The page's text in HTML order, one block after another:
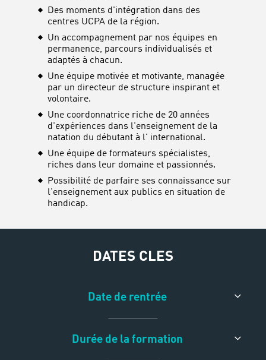
Des moments d'intégration dans des
centres UCPA de la région.
Un accompagnement par nos équipes en
permanence, parcours individualisés et
adaptés à chacun.
Une équipe motivée et motivante, managée
par un directeur de structure inspirant et
volontaire.
Une coordonnatrice riche de 20 années
d'expériences dans l'enseignement de la
natation du débutant à l' international.
Une équipe de formateurs spécialistes,
riches dans leur domaine et passionnés.
Possibilité de parfaire ses connaissance sur
l'enseignement aux publics en situation de
handicap.
DATES CLES
Date de rentrée
Durée de la formation